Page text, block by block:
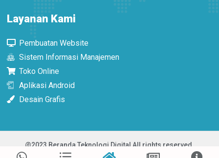
Layanan Kami
Pembuatan Website
Sistem Informasi Manajemen
Toko Online
Aplikasi Android
Desain Grafis
@2023 Beranda Teknologi Digital All rights reserved.